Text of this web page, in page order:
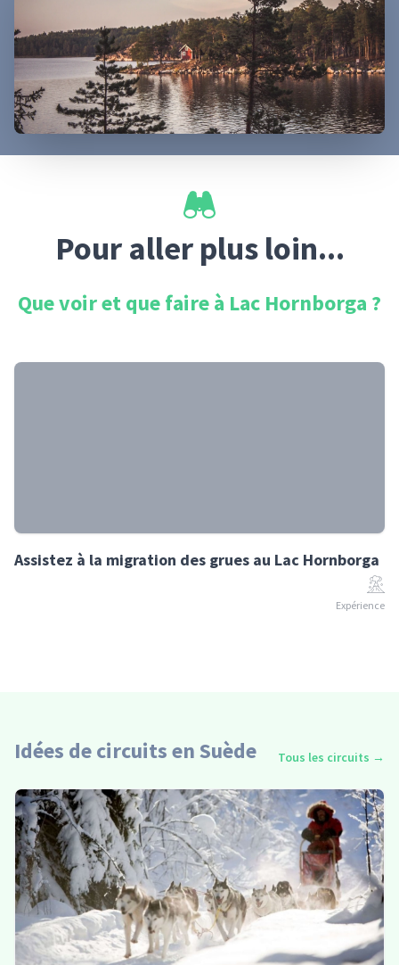
Pour aller plus loin...
Que voir et que faire à Lac Hornborga ?
Assistez à la migration des grues au Lac Hornborga
Expérience
Idées de circuits en Suède Tous les circuits →